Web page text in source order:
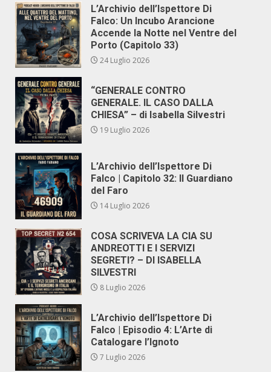
L’Archivio dell’Ispettore Di
Falco: Un Incubo Arancione
Accende la Notte nel Ventre del
Porto (Capitolo 33)
24 Luglio 2026
“GENERALE CONTRO
GENERALE. IL CASO DALLA
CHIESA” – di Isabella Silvestri
19 Luglio 2026
L’Archivio dell’Ispettore Di
Falco | Capitolo 32: Il Guardiano
del Faro
14 Luglio 2026
COSA SCRIVEVA LA CIA SU
ANDREOTTI E I SERVIZI
SEGRETI? – DI ISABELLA
SILVESTRI
8 Luglio 2026
L’Archivio dell’Ispettore Di
Falco | Episodio 4: L’Arte di
Catalogare l’Ignoto
7 Luglio 2026